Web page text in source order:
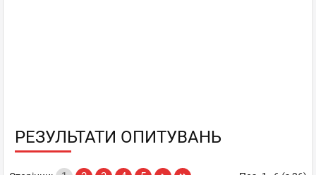
РЕЗУЛЬТАТИ ОПИТУВАНЬ